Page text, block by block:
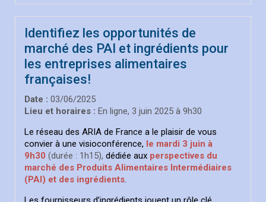
Identifiez les opportunités de
marché des PAI et ingrédients pour
les entreprises alimentaires
françaises!
Date : 03/06/2025
Lieu et horaires : En ligne, 3 juin 2025 à 9h30
Le réseau des ARIA de France a le plaisir de vous
convier à une visioconférence, le mardi 3 juin à
9h30 (durée : 1h15), dédiée aux perspectives du
marché des Produits Alimentaires Intermédiaires
(PAI) et des ingrédients.